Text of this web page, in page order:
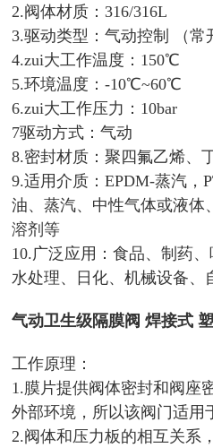
2.阀体材质：316/316L
3.驱动类型：气动控制 （常
4.zui大工作温度：150℃
5.环境温度：-10℃~60℃
6.zui大工作压力：10bar
7驱动方式：气动
8.密封材质：聚四氟乙烯、
9.适用介质：EPDM-蒸汽，
油、蒸汽、中性气体或液体
溶剂等
10.广泛应用：食品、制药
水处理、日化、机械设备、
气动卫生级隔膜阀 焊接式
工作原理：
1.膜片提供阀体密封和阀座
外部环境，所以该阀门适用
2.阀体和压力板的相互关系